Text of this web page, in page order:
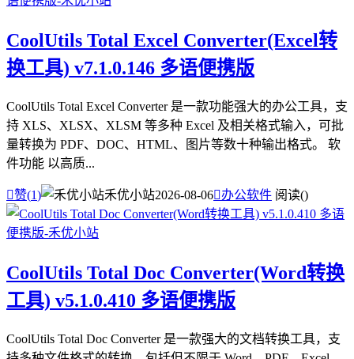
CoolUtils Total Excel Converter(Excel转
换工具) v7.1.0.146 多语便携版
CoolUtils Total Excel Converter 是一款功能强大的办公工具，支
持 XLS、XLSX、XLSM 等多种 Excel 及相关格式输入，可批
量转换为 PDF、DOC、HTML、图片等数十种输出格式。 软
件功能 以高质...
赞(1) 禾优小站2026-08-06办公软件 阅读()
CoolUtils Total Doc Converter(Word转换
工具) v5.1.0.410 多语便携版
CoolUtils Total Doc Converter 是一款强大的文档转换工具，支